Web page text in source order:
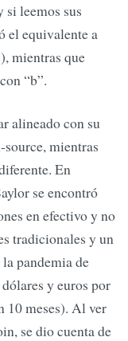
leemos sus
el equivalente a
mientras que
“b”.
alineado con su
mientras
En
se encontró
en efectivo y no
tradicionales y un
pandemia de
y euros por
10 meses). Al ver
se dio cuenta de